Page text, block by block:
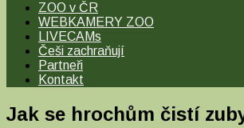
ZOO v ČR
WEBKAMERY ZOO
LIVECAMs
Češi zachraňují
Partneři
Kontakt
Jak se hrochům čistí